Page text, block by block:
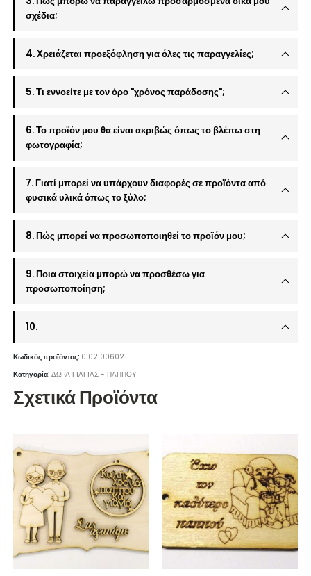
σχέδια;
4. Χρειάζεται προεξόφληση για όλες τις παραγγελίες;
5. Τι εννοείτε με τον όρο "χρόνος παράδοσης";
6. Το προϊόν μου θα είναι ακριβώς όπως το βλέπω στη
φωτογραφία;
7. Γιατί μπορεί να υπάρχουν διαφορές σε προϊόντα από
φυσικά υλικά όπως το ξύλο;
8. Πώς μπορεί να προσωποποιηθεί το προϊόν μου;
9. Ποια στοιχεία μπορώ να προσθέσω για
προσωποποίηση;
10.
Κωδικός προϊόντος: 0102100602
Κατηγορία:ΔΩΡΑ ΓΙΑΓΙΑΣ - ΠΑΠΠΟΥ
Σχετικά Προϊόντα